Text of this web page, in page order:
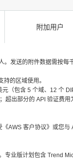
附加用户
发送的附件数据需按
的区域使用。
（包含 5 个域、12 个
出部分的 API 验证费用
AWS 客户协议》或您
业版计划包含 Trend